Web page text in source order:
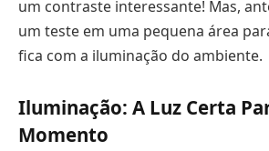
um contraste interessante! Mas,
um teste em uma pequena área
fica com a iluminação do ambiente.
Iluminação: A Luz Certa
Momento